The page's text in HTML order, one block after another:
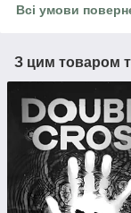
Всі умови
З цим товаром